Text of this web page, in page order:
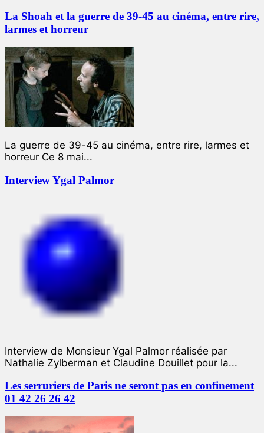
La Shoah et la guerre de 39-45 au cinéma, entre rire,
larmes et horreur
La guerre de 39-45 au cinéma, entre rire, larmes et
horreur Ce 8 mai...
Interview Ygal Palmor
Interview de Monsieur Ygal Palmor réalisée par
Nathalie Zylberman et Claudine Douillet pour la...
Les serruriers de Paris ne seront pas en confinement
01 42 26 26 42